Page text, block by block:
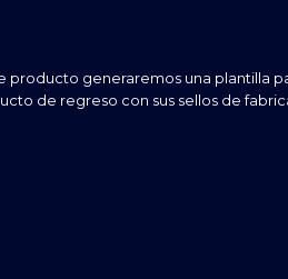
producto generaremos una plantilla
de regreso con sus sellos de